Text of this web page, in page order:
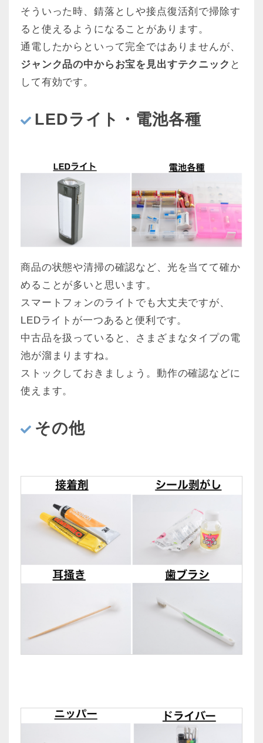
そういった時、錆落としや接点復活剤で掃除す
ると使えるようになることがあります。
通電したからといって完全ではありませんが、
ジャンク品の中からお宝を見出すテクニック と
して有効です。
LEDライト・電池各種
商品の状態や清掃の確認など、光を当てて確か
めることが多いと思います。
スマートフォンのライトでも大丈夫ですが、
LEDライトが一つあると便利です。
中古品を扱っていると、さまざまなタイプの電
池が溜まりますね。
ストックしておきましょう。動作の確認などに
使えます。
その他